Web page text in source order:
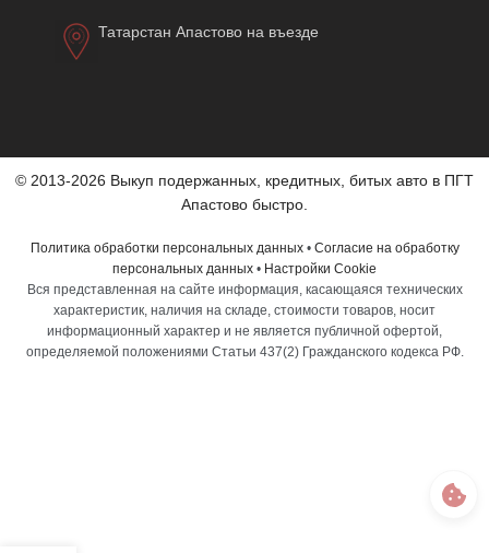
Татарстан Апастово на въезде
© 2013-2026 Выкуп подержанных, кредитных, битых авто в ПГТ
Апастово быстро.
Политика обработки персональных данных• Согласие на обработку
персональных данных • Настройки Cookie
Вся представленная на сайте информация, касающаяся технических
характеристик, наличия на складе, стоимости товаров, носит
информационный характер и не является публичной офертой,
определяемой положениями Статьи 437(2) Гражданского кодекса РФ.